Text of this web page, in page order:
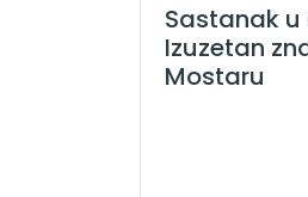
Sastanak u
Izuzetan
Mostaru